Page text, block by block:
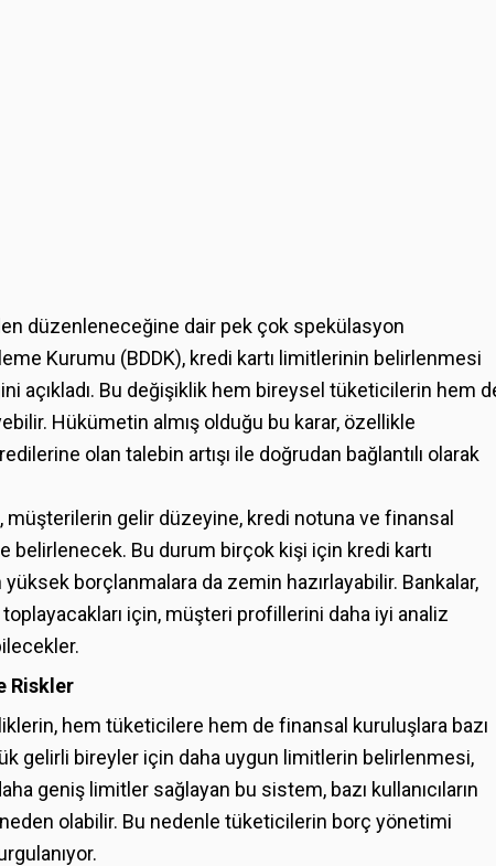
düzenleneceğine dair pek çok spekülasyon
Kurumu (BDDK), kredi kartı limitlerinin belirlenmesi
açıkladı. Bu değişiklik hem bireysel tüketicilerin hem
Hükümetin almış olduğu bu karar, özellikle
olan talebin artışı ile doğrudan bağlantılı olarak
müşterilerin gelir düzeyine, kredi notuna ve finansal
belirlenecek. Bu durum birçok kişi için kredi kartı
yüksek borçlanmalara da zemin hazırlayabilir. Bankalar,
için, müşteri profillerini daha iyi analiz
Riskler
hem tüketicilere hem de finansal kuruluşlara bazı
gelirli bireyler için daha uygun limitlerin belirlenmesi,
geniş limitler sağlayan bu sistem, bazı kullanıcıların
olabilir. Bu nedenle tüketicilerin borç yönetimi